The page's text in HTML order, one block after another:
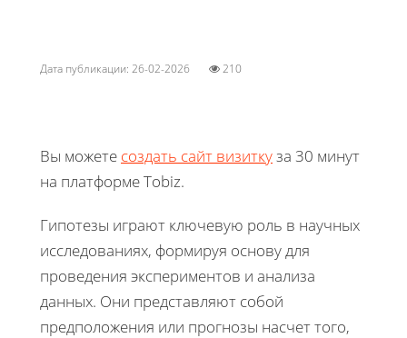
Дата публикации: 26-02-2026 210
Вы можете создать сайт визиткуза 30 минут
на платформе Tobiz.
Гипотезы играют ключевую роль в научных
исследованиях, формируя основу для
проведения экспериментов и анализа
данных. Они представляют собой
предположения или прогнозы насчет того,